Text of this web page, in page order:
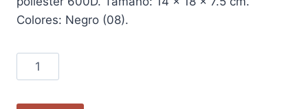
Colores: Negro (08).